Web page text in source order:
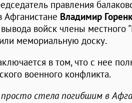
правления
Афганистане Владимир
войск члены местного
мемориальную доску.
в том, что с нее
военного конфликта.
просто стела погибшим в